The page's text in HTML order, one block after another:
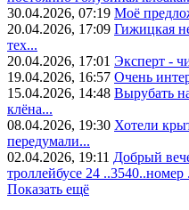
30.04.2026, 07:19 Моё
20.04.2026, 17:09 Гижицкая
тех...
20.04.2026, 17:01 Эксперт -
19.04.2026, 16:57 Очень
15.04.2026, 14:48 Вырубать
клёна...
08.04.2026, 19:30 Хотели
передумали...
02.04.2026, 19:11 Добрый
троллейбусе 24 ..3540..номер
Показать ещё